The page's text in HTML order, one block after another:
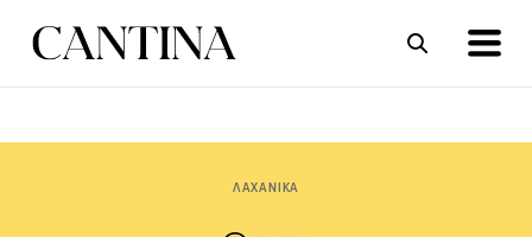
ΛΑΧΑΝΙΚΑ